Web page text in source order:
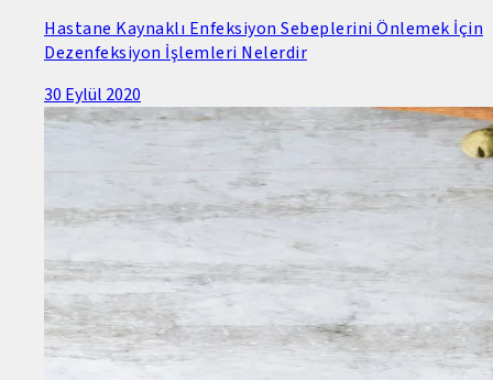
Hastane Kaynaklı Enfeksiyon Sebeplerini Önlemek İçin
Dezenfeksiyon İşlemleri Nelerdir
30 Eylül 2020